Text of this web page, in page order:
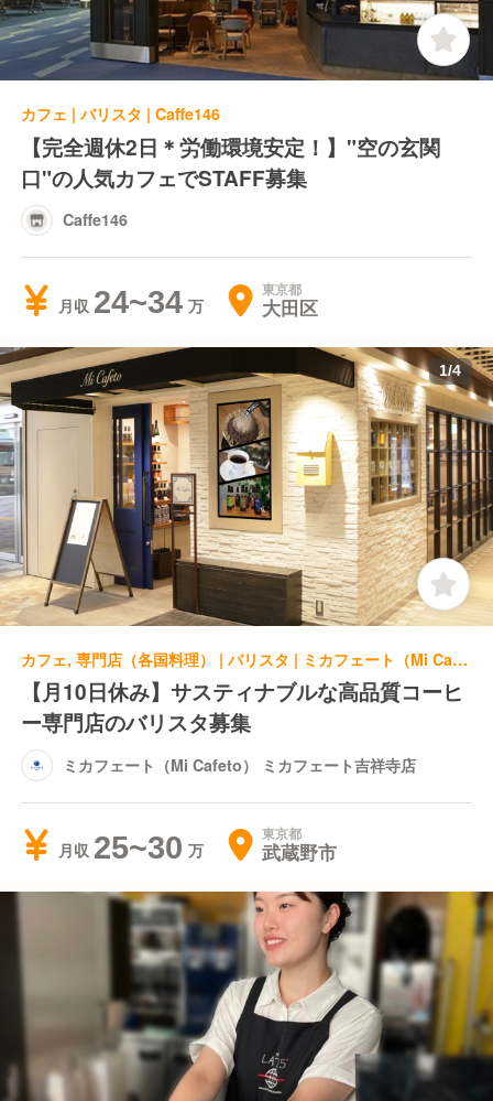
カフェ | バリスタ | Caffe146
【完全週休2日＊労働環境安定！】"空の玄関
口"の人気カフェでSTAFF募集
Caffe146
月収 24~34 東京都
大田区
1/4
カフェ, 専門店（各国料理） | バリスタ | ミカフェート（Mi Cafeto） ミカフェート吉祥寺店
【月10日休み】サスティナブルな高品質コーヒ
ー専門店のバリスタ募集
ミカフェート（Mi Cafeto） ミカフェート吉祥寺店
月収 25~30 東京都
武蔵野市